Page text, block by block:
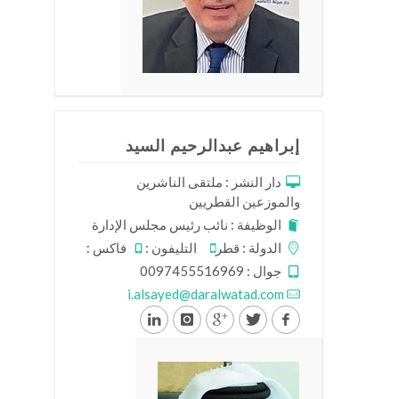
إبراهيم عبدالرحيم السيد
دار النشر : ملتقى الناشرين
والموزعين القطريين
الوظيفة : نائب رئيس مجلس الإدارة
الدولة : قطر
التليفون :
فاكس :
جوال : 0097455516969
i.alsayed@daralwatad.com